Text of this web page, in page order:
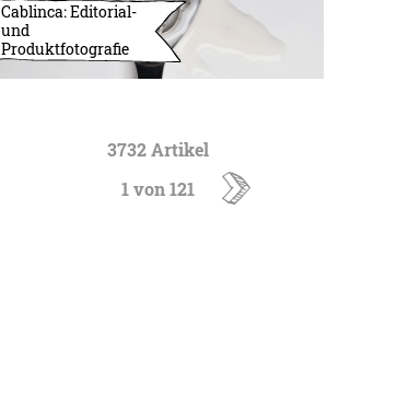
Cablinca: Editorial-
und
Produktfotografie
3732 Artikel
1 von 121